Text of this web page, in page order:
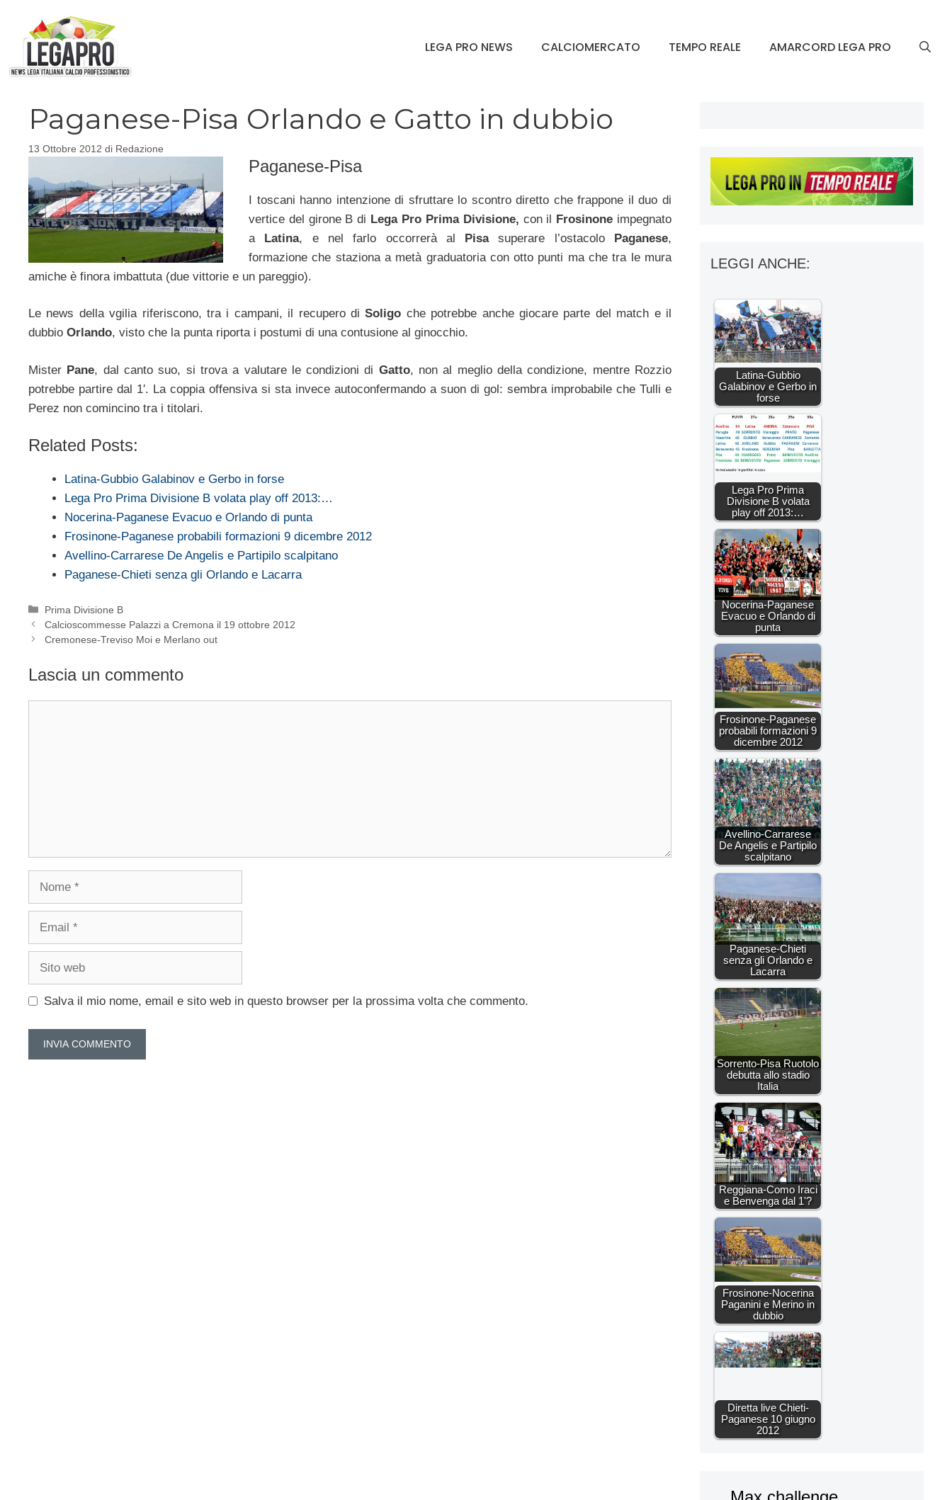
contenuto
LEGA PRO NEWS CALCIOMERCATO TEMPO REALE AMARCORD LEGA PRO
Paganese-Pisa Orlando e Gatto in dubbio
13 Ottobre 2012 di Redazione
Paganese-Pisa
I toscani hanno intenzione di sfruttare lo scontro diretto che frappone il duo di
vertice del girone B di Lega Pro Prima Divisione, con il Frosinone impegnato
a Latina, e nel farlo occorrerà al Pisasuperare l’ostacolo Paganese,
formazione che staziona a metà graduatoria con otto punti ma che tra le mura
amiche è finora imbattuta (due vittorie e un pareggio).
Le news della vgilia riferiscono, tra i campani, il recupero diSoligo che potrebbe anche giocare parte del match e il
dubbio Orlando, visto che la punta riporta i postumi di una contusione al ginocchio.
Mister Pane, dal canto suo, si trova a valutare le condizioni di Gatto, non al meglio della condizione, mentre Rozzio
potrebbe partire dal 1′. La coppia offensiva si sta invece autoconfermando a suon di gol: sembra improbabile che Tulli e
Perez non comincino tra i titolari.
Related Posts:
Latina-Gubbio Galabinov e Gerbo in forse
Lega Pro Prima Divisione B volata play off 2013:…
Nocerina-Paganese Evacuo e Orlando di punta
Frosinone-Paganese probabili formazioni 9 dicembre 2012
Avellino-Carrarese De Angelis e Partipilo scalpitano
Paganese-Chieti senza gli Orlando e Lacarra
Categorie
Prima Divisione B
Calcioscommesse Palazzi a Cremona il 19 ottobre 2012
Cremonese-Treviso Moi e Merlano out
Lascia un commento
Nome
Email
Sito
Salva il mio nome, email e sito web in questo browser per la prossima volta che commento.
LEGGI ANCHE:
Latina-Gubbio
Galabinov e Gerbo in
forse
Lega Pro Prima
Divisione B volata
play off 2013:…
Nocerina-Paganese
Evacuo e Orlando di
punta
Frosinone-Paganese
probabili formazioni 9
dicembre 2012
Avellino-Carrarese
De Angelis e Partipilo
scalpitano
Paganese-Chieti
senza gli Orlando e
Lacarra
Sorrento-Pisa Ruotolo
debutta allo stadio
Italia
Reggiana-Como Iraci
e Benvenga dal 1'?
Frosinone-Nocerina
Paganini e Merino in
dubbio
Diretta live Chieti-
Paganese 10 giugno
2012